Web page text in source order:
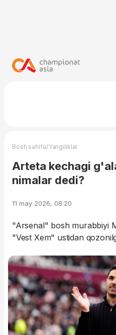
Bosh sahifa/Yangiliklar
Arteta kechagi
nimalar dedi?
11 may 2026, 08:20
"Arsenal" bosh murabbiyi
"Vest Xem" ustidan